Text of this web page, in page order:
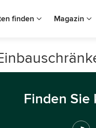
finden Magazin
Finden Sie